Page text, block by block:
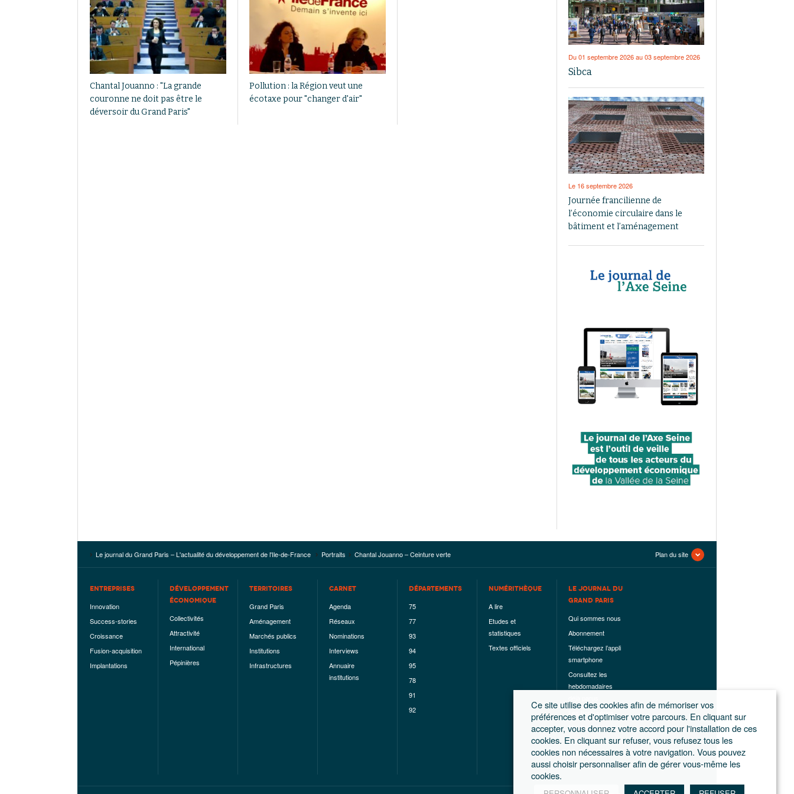
Chantal Jouanno : "La grande
couronne ne doit pas être le
déversoir du Grand Paris"
Pollution : la Région veut une
écotaxe pour "changer d'air"
Du 01 septembre 2026 au 03 septembre 2026
Sibca
Le 16 septembre 2026
Journée francilienne de
l’économie circulaire dans le
bâtiment et l’aménagement
Le journal du Grand Paris – L'actualité du développement de l'Ile-de-France Portraits Chantal Jouanno – Ceinture verte Plan du site
ENTREPRISES
Innovation
Success-stories
Croissance
Fusion-acquisition
Implantations
DÉVELOPPEMENT
ÉCONOMIQUE
Collectivités
Attractivité
International
Pépinières
TERRITOIRES
Grand Paris
Aménagement
Marchés publics
Institutions
Infrastructures
CARNET
Agenda
Réseaux
Nominations
Interviews
Annuaire
institutions
DÉPARTEMENTS
75
77
93
94
95
78
91
92
NUMÉRITHÈQUE
A lire
Etudes et
statistiques
Textes officiels
LE JOURNAL DU
GRAND PARIS
Qui sommes nous
Abonnement
Téléchargez l’appli
smartphone
Consultez les
hebdomadaires
Les hors-séries
Mentions légales
Conditions
générales de
ventes
Ce site utilise des cookies afin de mémoriser vos
préférences et d'optimiser votre parcours. En cliquant sur
accepter, vous donnez votre accord pour l'installation de ces
cookies. En cliquant sur refuser, vous refusez tous les
cookies non nécessaires à votre navigation. Vous pouvez
aussi choisir personnaliser afin de gérer vous-même les
cookies.